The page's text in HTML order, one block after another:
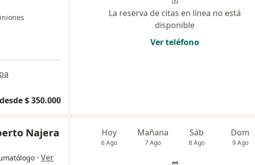
desde $ 350.000
La reserva de citas en línea no está
disponible
Ver teléfono
Najera
· Ver
Hoy
6 Ago
Mañana
7 Ago
Sáb
8 Ago
Dom
9 Ago